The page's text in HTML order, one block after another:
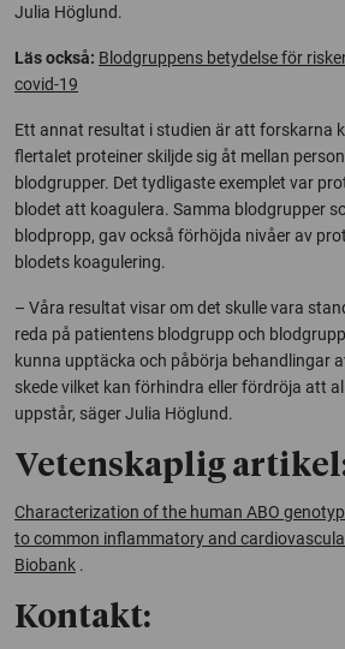
Julia Höglund.
Läs också: Blodgruppens betydelse för
covid-19
Ett annat resultat i studien är att forskarna
flertalet proteiner skiljde sig åt mellan
blodgrupper. Det tydligaste exemplet var
blodet att koagulera. Samma blodgrupper
blodpropp, gav också förhöjda nivåer av
blodets koagulering.
– Våra resultat visar om det skulle vara
reda på patientens blodgrupp och
kunna upptäcka och påbörja behandlingar
skede vilket kan förhindra eller fördröja att
uppstår, säger Julia Höglund.
Vetenskaplig
Characterization of the human ABO
to common inflammatory and
Biobank .
Kontakt: